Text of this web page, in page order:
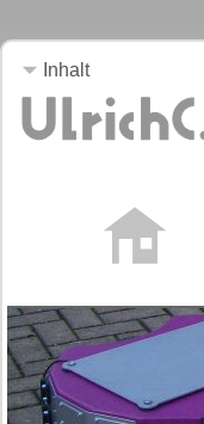
Inhalt